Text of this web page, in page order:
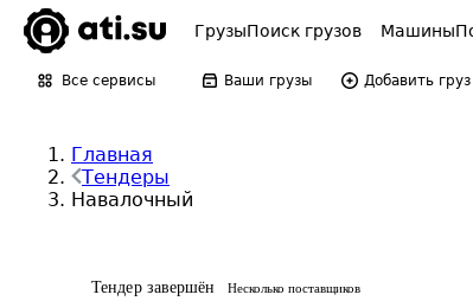
ГрузыПоиск грузов Машины
Все сервисы Ваши грузы Добавить груз
Главная
Тендеры
Навалочный
Тендер завершён Несколько поставщиков